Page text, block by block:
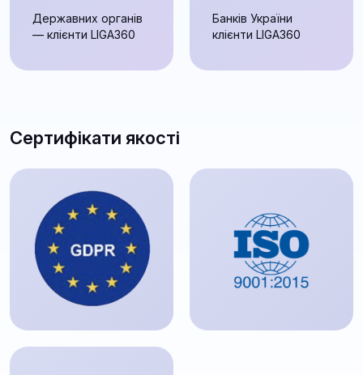
Державних органів
— клієнти LIGA360
Банків України
клієнти LIGA360
Сертифікати якості